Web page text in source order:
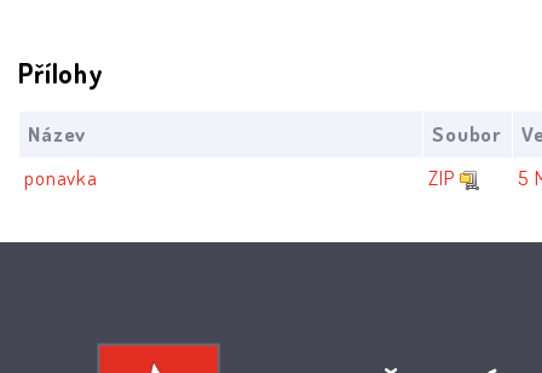
Přílohy
Název Soubor
ponavka
ZIP 5